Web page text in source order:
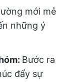
mới mẻ
những ý
Bước ra
đẩy sự